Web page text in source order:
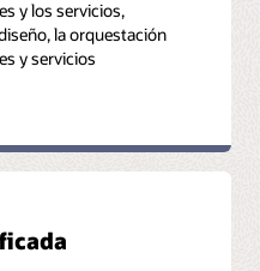
y los servicios,
la orquestación
y servicios